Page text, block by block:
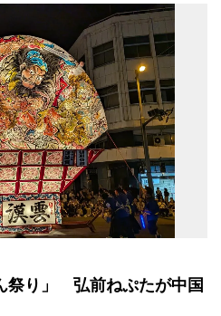
祭り」 弘前ねぷたが中国